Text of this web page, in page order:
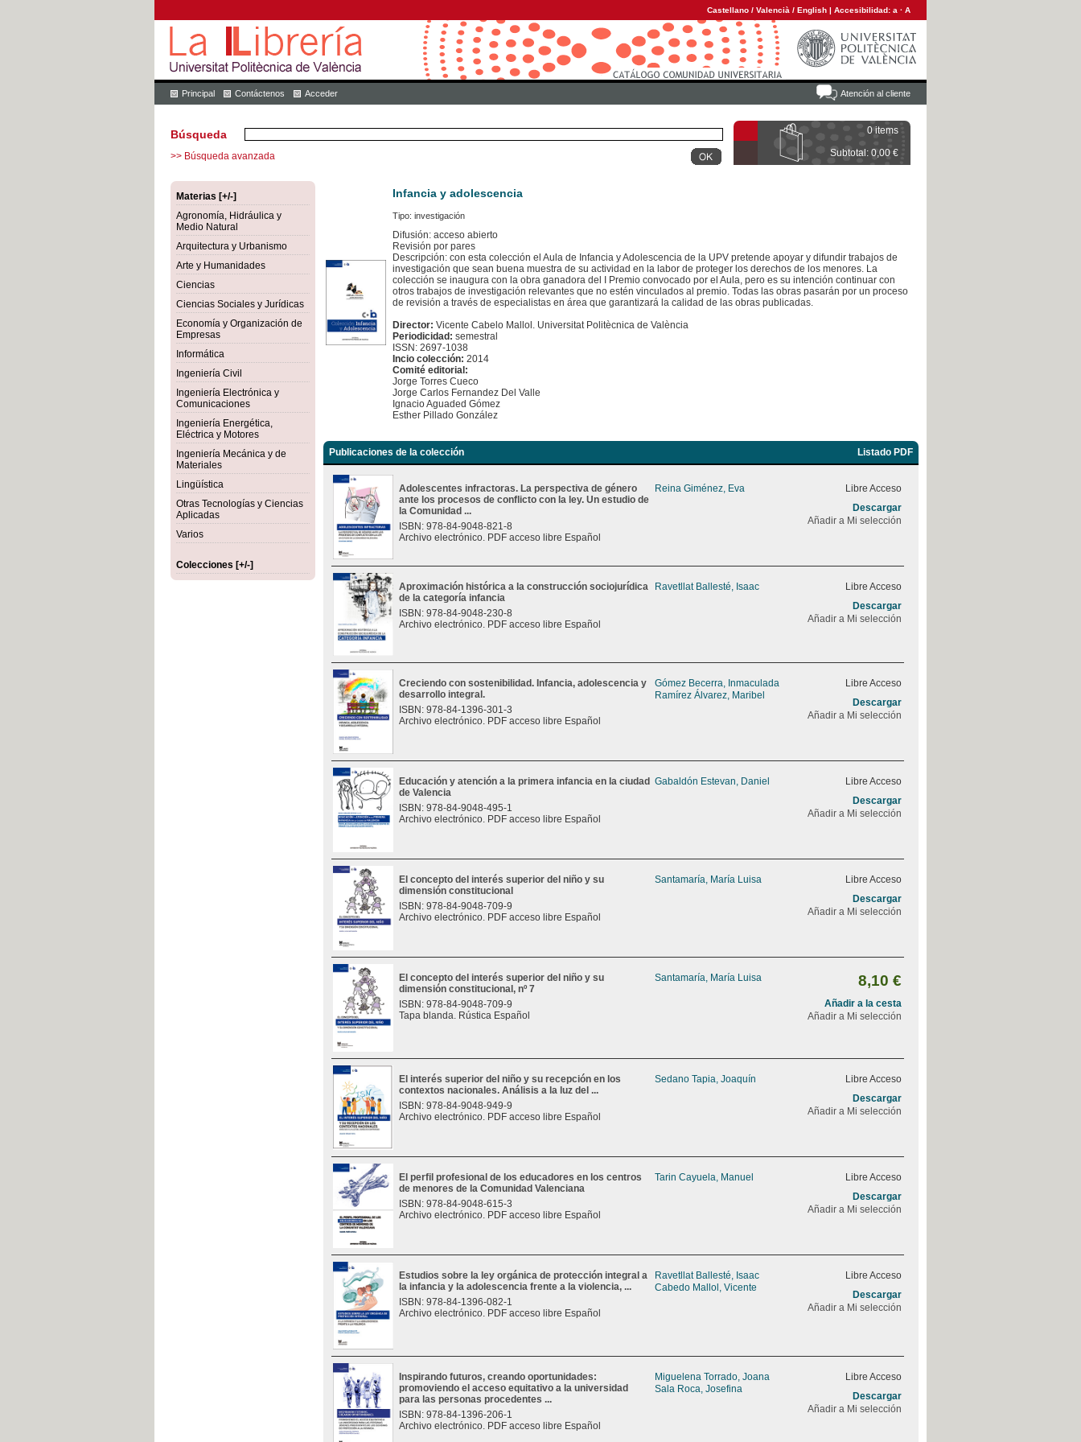
Castellano / Valencià / English | Accesibilidad: a · A
Atención al cliente
Principal Contáctenos Acceder
0 items
Subtotal: 0,00 €
Búsqueda
>> Búsqueda avanzada
Materias [+/-]
Agronomía, Hidráulica y
Medio Natural
Arquitectura y Urbanismo
Arte y Humanidades
Ciencias
Ciencias Sociales y Jurídicas
Economía y Organización de
Empresas
Informática
Ingeniería Civil
Ingeniería Electrónica y
Comunicaciones
Ingeniería Energética,
Eléctrica y Motores
Ingeniería Mecánica y de
Materiales
Lingüística
Otras Tecnologías y Ciencias
Aplicadas
Varios
Colecciones [+/-]
Infancia y adolescencia
Tipo: investigación
Difusión: acceso abierto
Revisión por pares
Descripción: con esta colección el Aula de Infancia y Adolescencia de la UPV pretende apoyar y difundir trabajos de
investigación que sean buena muestra de su actividad en la labor de proteger los derechos de los menores. La
colección se inaugura con la obra ganadora del I Premio convocado por el Aula, pero es su intención continuar con
otros trabajos de investigación relevantes que no estén vinculados al premio. Todas las obras pasarán por un proceso
de revisión a través de especialistas en área que garantizará la calidad de las obras publicadas.
Director: Vicente Cabelo Mallol. Universitat Politècnica de València
Periodicidad: semestral
ISSN: 2697-1038
Incio colección: 2014
Comité editorial:
Jorge Torres Cueco
Jorge Carlos Fernandez Del Valle
Ignacio Aguaded Gómez
Esther Pillado González
Publicaciones de la colección Listado PDF
Adolescentes infractoras. La perspectiva de género
ante los procesos de conflicto con la ley. Un estudio de
la Comunidad ...
ISBN: 978-84-9048-821-8
Archivo electrónico. PDF acceso libre Español
Reina Giménez, Eva
Libre Acceso
Descargar
Añadir a Mi selección
Aproximación histórica a la construcción sociojurídica
de la categoría infancia
ISBN: 978-84-9048-230-8
Archivo electrónico. PDF acceso libre Español
Ravetllat Ballesté, Isaac
Libre Acceso
Descargar
Añadir a Mi selección
Creciendo con sostenibilidad. Infancia, adolescencia y
desarrollo integral.
ISBN: 978-84-1396-301-3
Archivo electrónico. PDF acceso libre Español
Gómez Becerra, Inmaculada
Ramírez Álvarez, Maribel
Libre Acceso
Descargar
Añadir a Mi selección
Educación y atención a la primera infancia en la ciudad
de Valencia
ISBN: 978-84-9048-495-1
Archivo electrónico. PDF acceso libre Español
Gabaldón Estevan, Daniel
Libre Acceso
Descargar
Añadir a Mi selección
El concepto del interés superior del niño y su
dimensión constitucional
ISBN: 978-84-9048-709-9
Archivo electrónico. PDF acceso libre Español
Santamaría, María Luisa
Libre Acceso
Descargar
Añadir a Mi selección
El concepto del interés superior del niño y su
dimensión constitucional, nº 7
ISBN: 978-84-9048-709-9
Tapa blanda. Rústica Español
Santamaría, María Luisa 8,10 €
Añadir a la cesta
Añadir a Mi selección
El interés superior del niño y su recepción en los
contextos nacionales. Análisis a la luz del ...
ISBN: 978-84-9048-949-9
Archivo electrónico. PDF acceso libre Español
Sedano Tapia, Joaquín
Libre Acceso
Descargar
Añadir a Mi selección
El perfil profesional de los educadores en los centros
de menores de la Comunidad Valenciana
ISBN: 978-84-9048-615-3
Archivo electrónico. PDF acceso libre Español
Tarin Cayuela, Manuel
Libre Acceso
Descargar
Añadir a Mi selección
Estudios sobre la ley orgánica de protección integral a
la infancia y la adolescencia frente a la violencia, ...
ISBN: 978-84-1396-082-1
Archivo electrónico. PDF acceso libre Español
Ravetllat Ballesté, Isaac
Cabedo Mallol, Vicente
Libre Acceso
Descargar
Añadir a Mi selección
Inspirando futuros, creando oportunidades:
promoviendo el acceso equitativo a la universidad
para las personas procedentes ...
ISBN: 978-84-1396-206-1
Archivo electrónico. PDF acceso libre Español
Miguelena Torrado, Joana
Sala Roca, Josefina
Libre Acceso
Descargar
Añadir a Mi selección